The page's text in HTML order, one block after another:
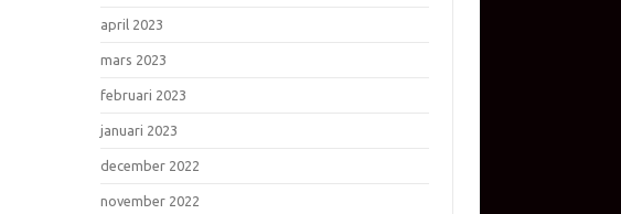
april 2023
mars 2023
februari 2023
januari 2023
december 2022
november 2022